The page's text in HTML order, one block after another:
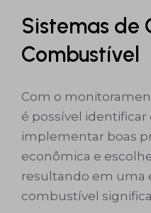
Sistemas de
Combustível
Com o
é possível identificar
implementar boas
econômica e
resultando em uma
combustível